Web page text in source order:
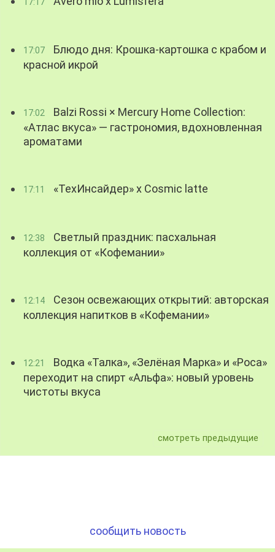
17:07
Блюдо дня: Крошка-картошка с крабом и
красной икрой
17:02
Balzi Rossi × Mercury Home Collection:
«Атлас вкуса» — гастрономия, вдохновленная
ароматами
17:11 «ТехИнсайдер» х Cosmic latte
12:38
Светлый праздник: пасхальная
коллекция от «Кофемании»
12:14
Сезон освежающих открытий: авторская
коллекция напитков в «Кофемании»
12:21
Водка «Талка», «Зелёная Марка» и «Роса»
переходит на спирт «Альфа»: новый уровень
чистоты вкуса
смотреть предыдущие
сообщить новость